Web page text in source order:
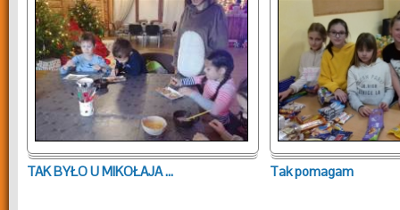
TAK BYŁO U MIKOŁAJA ... Tak pomagam